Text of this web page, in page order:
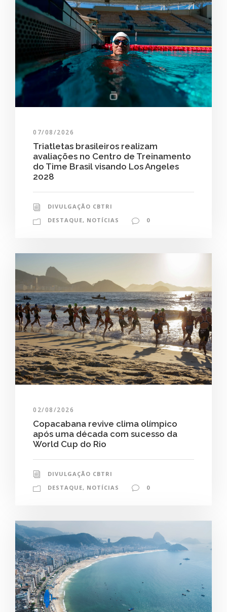
07/08/2026
Triatletas brasileiros realizam
avaliações no Centro de Treinamento
do Time Brasil visando Los Angeles
2028
DIVULGAÇÃO CBTRI
DESTAQUE, NOTÍCIAS 0
02/08/2026
Copacabana revive clima olímpico
após uma década com sucesso da
World Cup do Rio
DIVULGAÇÃO CBTRI
DESTAQUE, NOTÍCIAS 0